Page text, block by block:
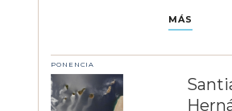
MÁS
PONENCIA